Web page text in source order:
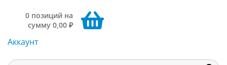
0 позиций на
сумму 0,00 ₽
Аккаунт